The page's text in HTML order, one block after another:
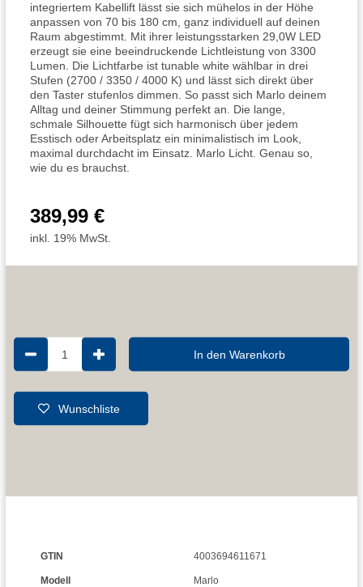
integriertem Kabellift lässt sie sich mühelos in der Höhe
anpassen von 70 bis 180 cm, ganz individuell auf deinen
Raum abgestimmt. Mit ihrer leistungsstarken 29,0W LED
erzeugt sie eine beeindruckende Lichtleistung von 3300
Lumen. Die Lichtfarbe ist tunable white wählbar in drei
Stufen (2700 / 3350 / 4000 K) und lässt sich direkt über
den Taster stufenlos dimmen. So passt sich Marlo deinem
Alltag und deiner Stimmung perfekt an. Die lange,
schmale Silhouette fügt sich harmonisch über jedem
Esstisch oder Arbeitsplatz ein minimalistisch im Look,
maximal durchdacht im Einsatz. Marlo Licht. Genau so,
wie du es brauchst.
389,99 €
inkl. 19% MwSt.
1 In den Warenkorb
Wunschliste
GTIN 4003694611671
Modell Marlo